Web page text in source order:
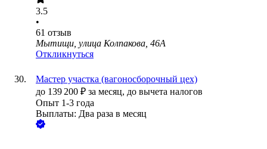
3.5
•
61 отзыв
Мытищи, улица Колпакова, 46А
Откликнуться
Мастер участка (вагоносборочный цех)
до 139 200 ₽ за месяц, до вычета налогов
Опыт 1-3 года
Выплаты: Два раза в месяц